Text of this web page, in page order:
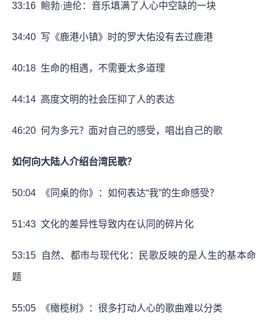
33:16 鲍勃·迪伦：音乐填满了人心中空缺的一块
34:40 写《鹿港小镇》时的罗大佑没有去过鹿港
40:18 生命的相遇，不需要太多道理
44:14 高度文明的社会压抑了人的表达
46:20 何为多元？面对自己的感受，唱出自己的歌
如何向大陆人介绍台湾民歌？
50:04 《同桌的你》：如何表达“我”的生命感受？
51:43 文化的差异性导致内在认同的碎片化
53:15 自然、都市与现代化：民歌反映的是人生的基本命
题
55:05 《橄榄树》：很多打动人心的歌曲难以分类